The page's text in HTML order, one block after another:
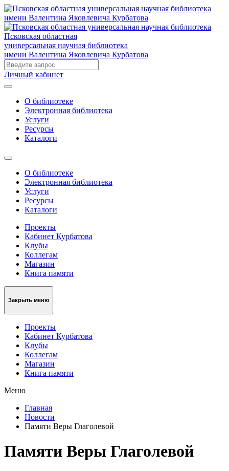
Псковская областная
универсальная научная библиотека
имени Валентина Яковлевича Курбатова
Личный кабинет
О библиотеке
Электронная библиотека
Услуги
Ресурсы
Каталоги
О библиотеке
Электронная библиотека
Услуги
Ресурсы
Каталоги
Проекты
Кабинет Курбатова
Клубы
Коллегам
Магазин
Книга памяти
Закрыть меню
Проекты
Кабинет Курбатова
Клубы
Коллегам
Магазин
Книга памяти
Меню
Главная
Новости
Памяти Веры Глаголевой
Памяти Веры Глаголевой